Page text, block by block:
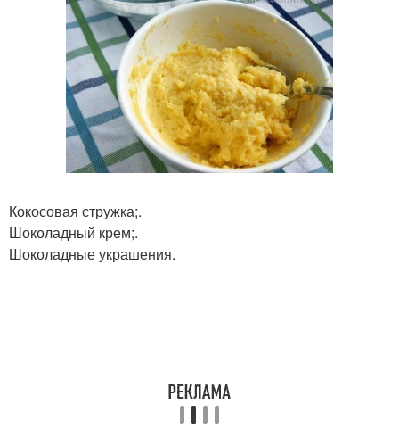
Кокосовая стружка;.
Шоколадный крем;.
Шоколадные украшения.